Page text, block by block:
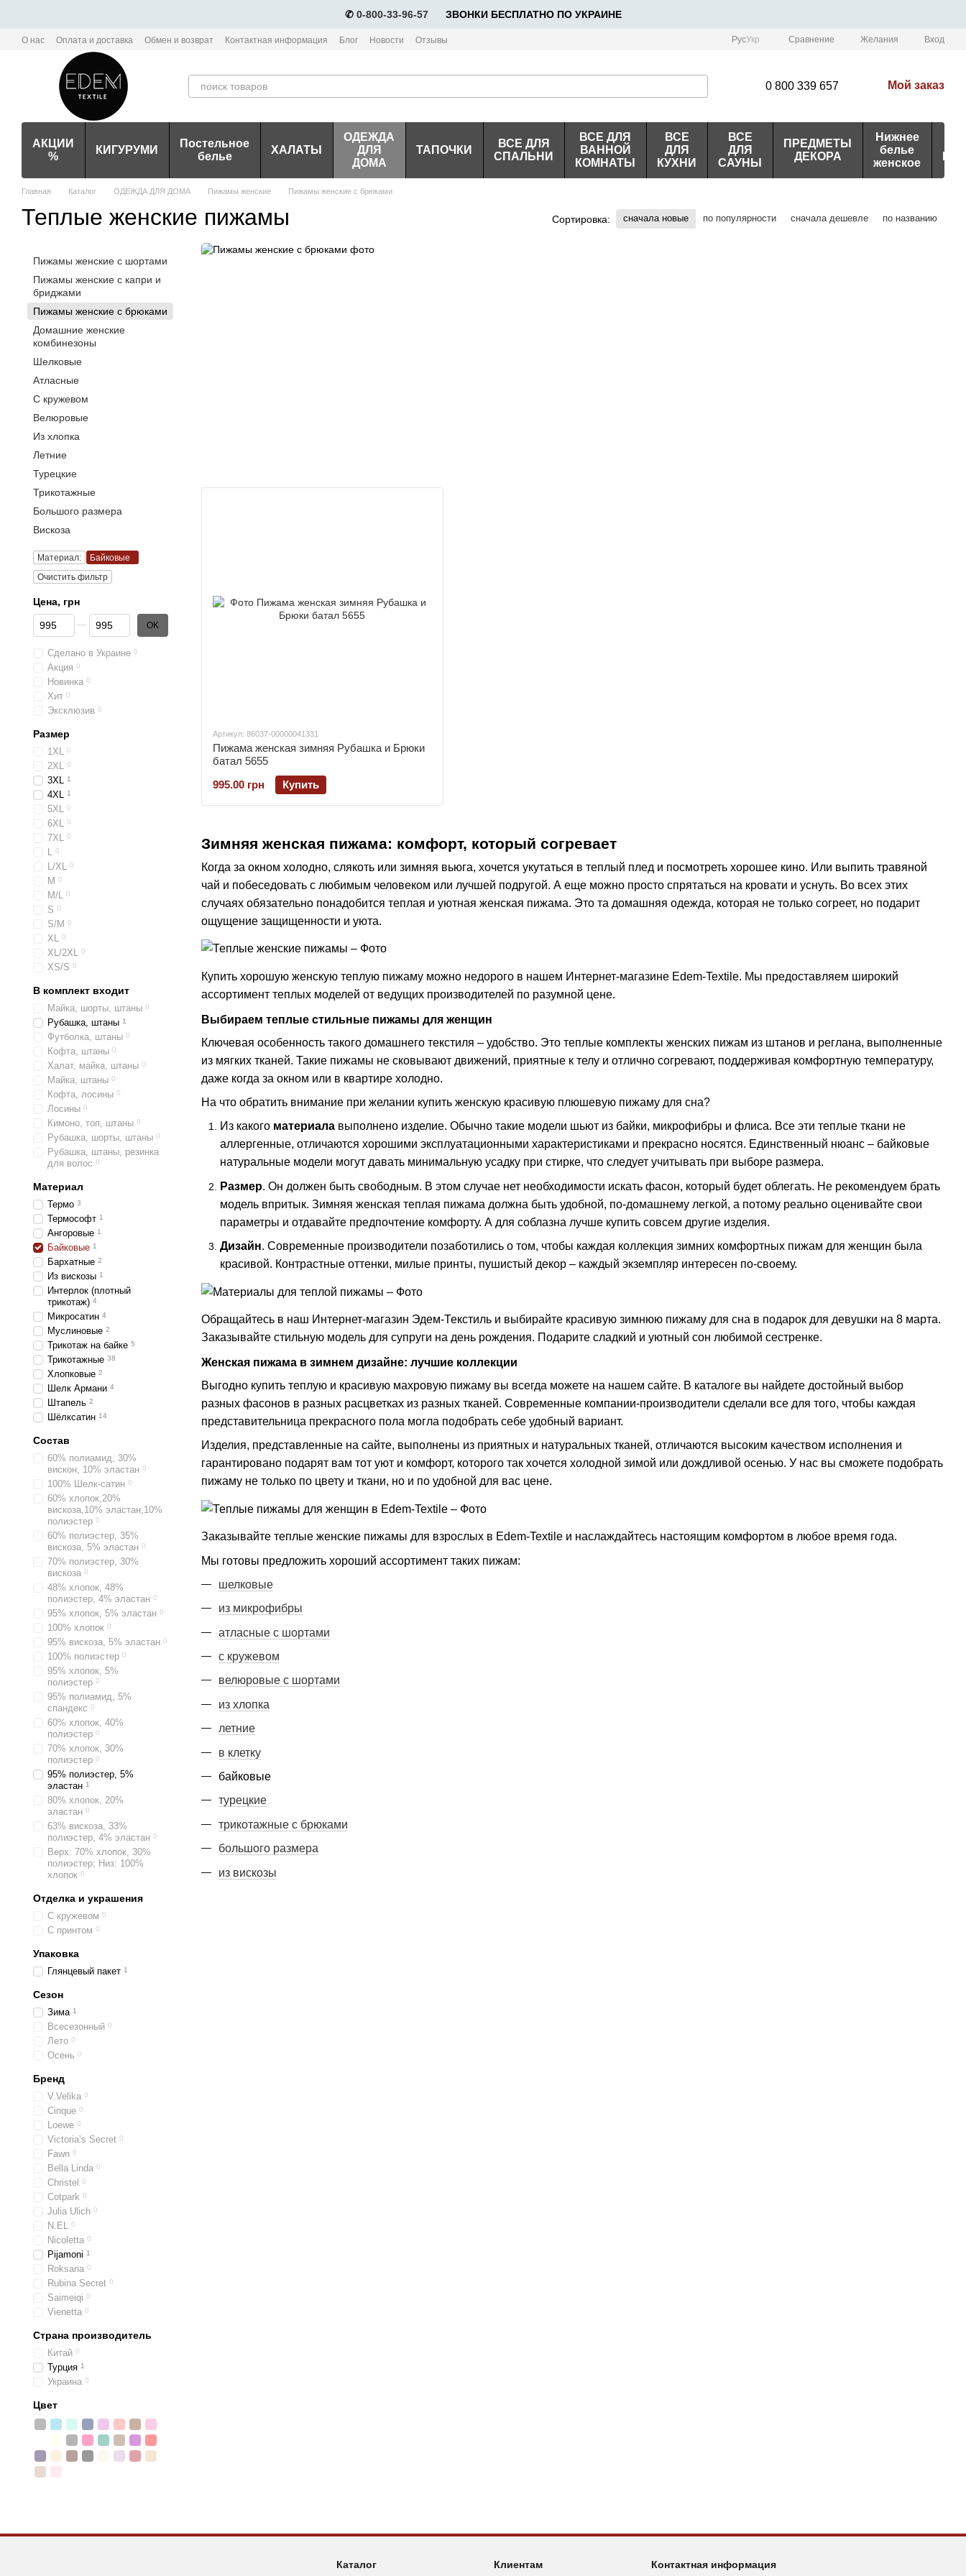
✆ 0-800-33-96-57⠀⠀ЗВОНКИ БЕСПЛАТНО ПО УКРАИНЕ
О нас Оплата и доставка Обмен и возврат Контактная информация Блог Новости
Отзывы
Политика конфиденциальности мобильного приложения Edem-Textile
РусУкр Сравнение Желания Вход
0 800 339 657 Мой заказ
АКЦИИ
%
КИГУРУМИ
Постельное
белье
ХАЛАТЫ
ОДЕЖДА
ДЛЯ
ДОМА
ТАПОЧКИ
ВСЕ ДЛЯ
СПАЛЬНИ
ВСЕ ДЛЯ
ВАННОЙ
КОМНАТЫ
ВСЕ
ДЛЯ
КУХНИ
ВСЕ
ДЛЯ
САУНЫ
ПРЕДМЕТЫ
ДЕКОРА
Нижнее
белье
женское
Главная Каталог ОДЕЖДА ДЛЯ ДОМА Пижамы женские Пижамы женские с брюками
Теплые женские пижамы Сортировка: сначала новые по популярности сначала дешевле по названию
Зимняя женская пижама: комфорт, который согревает
Когда за окном холодно, слякоть или зимняя вьюга, хочется укутаться в теплый плед и посмотреть хорошее кино. Или выпить травяной
чай и побеседовать с любимым человеком или лучшей подругой. А еще можно просто спрятаться на кровати и уснуть. Во всех этих
случаях обязательно понадобится теплая и уютная женская пижама. Это та домашняя одежда, которая не только согреет, но подарит
ощущение защищенности и уюта.
Купить хорошую женскую теплую пижаму можно недорого в нашем Интернет-магазине Edem-Textile. Мы предоставляем широкий
ассортимент теплых моделей от ведущих производителей по разумной цене.
Выбираем теплые стильные пижамы для женщин
Ключевая особенность такого домашнего текстиля – удобство. Это теплые комплекты женских пижам из штанов и реглана, выполненные
из мягких тканей. Такие пижамы не сковывают движений, приятные к телу и отлично согревают, поддерживая комфортную температуру,
даже когда за окном или в квартире холодно.
На что обратить внимание при желании купить женскую красивую плюшевую пижаму для сна?
Из какого материала выполнено изделие. Обычно такие модели шьют из байки, микрофибры и флиса. Все эти теплые ткани не
аллергенные, отличаются хорошими эксплуатационными характеристиками и прекрасно носятся. Единственный нюанс – байковые
натуральные модели могут давать минимальную усадку при стирке, что следует учитывать при выборе размера.
Размер. Он должен быть свободным. В этом случае нет необходимости искать фасон, который будет облегать. Не рекомендуем брать
модель впритык. Зимняя женская теплая пижама должна быть удобной, по-домашнему легкой, а потому реально оценивайте свои
параметры и отдавайте предпочтение комфорту. А для соблазна лучше купить совсем другие изделия.
Дизайн. Современные производители позаботились о том, чтобы каждая коллекция зимних комфортных пижам для женщин была
красивой. Контрастные оттенки, милые принты, пушистый декор – каждый экземпляр интересен по-своему.
Обращайтесь в наш Интернет-магазин Эдем-Текстиль и выбирайте красивую зимнюю пижаму для сна в подарок для девушки на 8 марта.
Заказывайте стильную модель для супруги на день рождения. Подарите сладкий и уютный сон любимой сестренке.
Женская пижама в зимнем дизайне: лучшие коллекции
Выгодно купить теплую и красивую махровую пижаму вы всегда можете на нашем сайте. В каталоге вы найдете достойный выбор
разных фасонов в разных расцветках из разных тканей. Современные компании-производители сделали все для того, чтобы каждая
представительница прекрасного пола могла подобрать себе удобный вариант.
Изделия, представленные на сайте, выполнены из приятных и натуральных тканей, отличаются высоким качеством исполнения и
гарантировано подарят вам тот уют и комфорт, которого так хочется холодной зимой или дождливой осенью. У нас вы сможете подобрать
пижаму не только по цвету и ткани, но и по удобной для вас цене.
Заказывайте теплые женские пижамы для взрослых в Edem-Textile и наслаждайтесь настоящим комфортом в любое время года.
Мы готовы предложить хороший ассортимент таких пижам:
шелковые
из микрофибры
атласные с шортами
с кружевом
велюровые с шортами
из хлопка
летние
в клетку
байковые
турецкие
трикотажные с брюками
большого размера
из вискозы
Артикул: 86037-00000041331
Пижама женская зимняя Рубашка и Брюки
батал 5655
995.00 грн
Купить
Пижамы женские с шортами
Пижамы женские с капри и
бриджами
Пижамы женские с брюками
Домашние женские
комбинезоны
Шелковые
Атласные
С кружевом
Велюровые
Из хлопка
Летние
Турецкие
Трикотажные
Большого размера
Вискоза
Материал:
Байковые
Очистить фильтр
Цена, грн
От Цена, грн
До Цена, грн OK
Сделано в Украине 0
Акция 0
Новинка 0
Хит 0
Эксклюзив 0
Размер
1XL 0
2XL 0
3XL 1
4XL 1
5XL 0
6XL 0
7XL 0
L 0
L/XL 0
M 0
M/L 0
S 0
S/M 0
XL 0
XL/2XL 0
XS/S 0
В комплект входит
Майка, шорты, штаны 0
Рубашка, штаны 1
Футболка, штаны 0
Кофта, штаны 0
Халат, майка, штаны 0
Майка, штаны 0
Кофта, лосины 0
Лосины 0
Кимоно, топ, штаны 0
Рубашка, шорты, штаны 0
Рубашка, штаны, резинка
для волос 0
Материал
Термо 3
Термософт 1
Ангоровые 1
Байковые 1
Бархатные 2
Из вискозы 1
Интерлок (плотный
трикотаж) 4
Микросатин 4
Муслиновые 2
Трикотаж на байке 5
Трикотажные 38
Хлопковые 2
Шелк Армани 4
Штапель 2
Шёлксатин 14
Состав
60% полиамид, 30%
вискон, 10% эластан 0
100% Шелк-сатин 0
60% хлопок,20%
вискоза,10% эластан,10%
полиэстер 0
60% полиэстер, 35%
вискоза, 5% эластан 0
70% полиэстер, 30%
вискоза 0
48% хлопок, 48%
полиэстер, 4% эластан 0
95% хлопок, 5% эластан 0
100% хлопок 0
95% вискоза, 5% эластан 0
100% полиэстер 0
95% хлопок, 5%
полиэстер 0
95% полиамид, 5%
спандекс 0
60% хлопок, 40%
полиэстер 0
70% хлопок, 30%
полиэстер 0
95% полиэстер, 5%
эластан 1
80% хлопок, 20%
эластан 0
63% вискоза, 33%
полиэстер, 4% эластан 0
Верх: 70% хлопок, 30%
полиэстер; Низ: 100%
хлопок 0
Отделка и украшения
С кружевом 0
С принтом 0
Упаковка
Глянцевый пакет 1
Сезон
Зима 1
Всесезонный 0
Лето 0
Осень 0
Бренд
V.Velika 0
Cinque 0
Loewe 0
Victoria’s Secret 0
Fawn 0
Bella Linda 0
Christel 0
Cotpark 0
Julia Ulich 0
N.EL 0
Nicoletta 0
Pijamoni 1
Roksana 0
Rubina Secret 0
Saimeiqi 0
Vienetta 0
Страна производитель
Китай 0
Турция 1
Украина 0
Цвет
Каталог Клиентам Контактная информация